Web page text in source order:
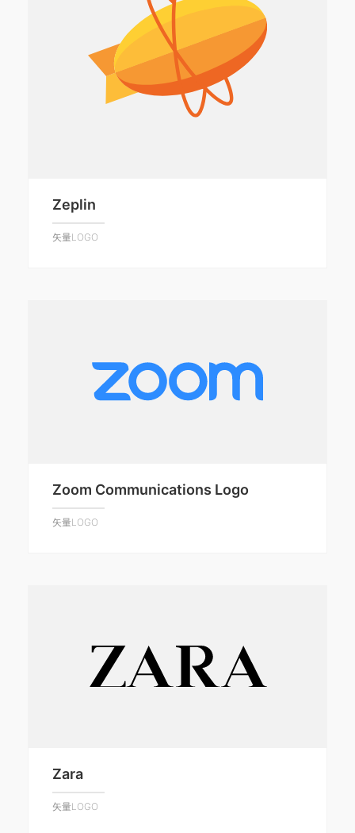
Zeplin
矢量LOGO
Zoom Communications Logo
矢量LOGO
Zara
矢量LOGO